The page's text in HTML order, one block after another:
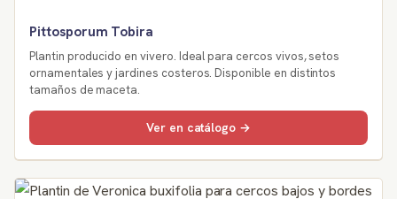
Pittosporum Tobira
Plantin producido en vivero. Ideal para cercos vivos, setos
ornamentales y jardines costeros. Disponible en distintos
tamaños de maceta.
Ver en catálogo →